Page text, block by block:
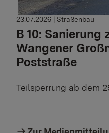
B 10: Sanierung
Wangener
Poststraße
23.07.2026 | Straßenbau
Teilsperrung ab dem